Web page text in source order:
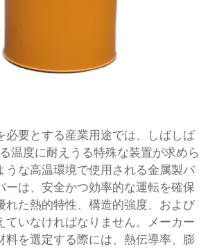
必要とする産業用途では、しばしば
温度に耐えうる特殊な装置が求めら
うな高温環境で使用される金属製バ
ーは、安全かつ効率的な運転を確保
れた熱的特性、構造的強度、および
ていなければなりません。メーカー
料を選定する際には、熱伝導率、膨